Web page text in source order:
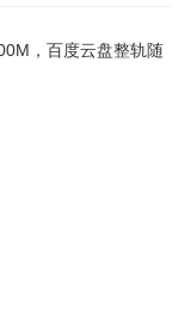
，百度云盘整轨随